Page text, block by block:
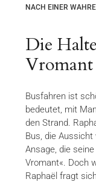
NACH EINER
Die
Vromant
Busfahren ist
bedeutet, mit
den Strand.
Bus, die
Ansage, die
Vromant«. Doch
Raphaël fragt